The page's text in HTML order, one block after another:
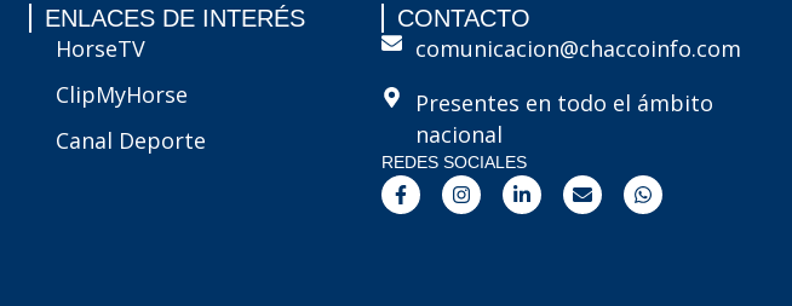
ENLACES DE INTERÉS
HorseTV
ClipMyHorse
Canal Deporte
CONTACTO
comunicacion@chaccoinfo.com
Presentes en todo el ámbito
nacional
REDES SOCIALES
F
a
I
n
L
i
E
n
W
h